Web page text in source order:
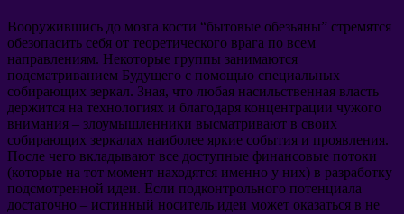
Вооружившись до мозга кости “бытовые обезьяны” стремятся
обезопасить себя от теоретического врага по всем
направлениям. Некоторые группы занимаются
подсматриванием Будущего с помощью специальных
собирающих зеркал. Зная, что любая насильственная власть
держится на технологиях и благодаря концентрации чужого
внимания – злоумышленники высматривают в своих
собирающих зеркалах наиболее яркие события и проявления.
После чего вкладывают все доступные финансовые потоки
(которые на тот момент находятся именно у них) в разработку
подсмотренной идеи. Если подконтрольного потенциала
достаточно – истинный носитель идеи может оказаться в не